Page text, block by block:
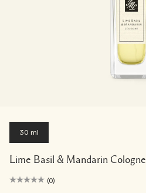
30 ml
Lime Basil & Mandarin Cologne
(0)